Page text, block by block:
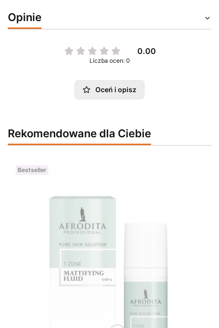
Opinie
0.00
Liczba ocen: 0
Oceń i opisz
Rekomendowane dla Ciebie
Bestseller